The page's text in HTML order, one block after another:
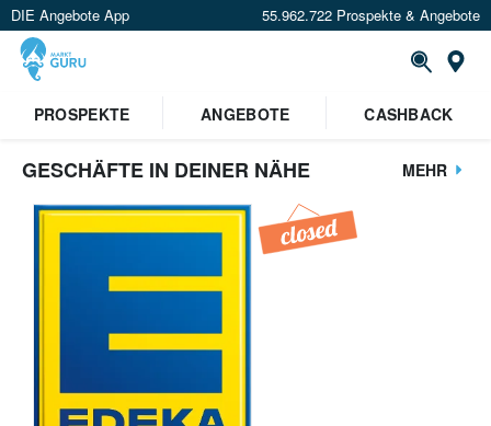
DIE Angebote App 55.962.722 Prospekte & Angebote
PROSPEKTE
ANGEBOTE CASHBACK
GESCHÄFTE IN DEINER NÄHE MEHR